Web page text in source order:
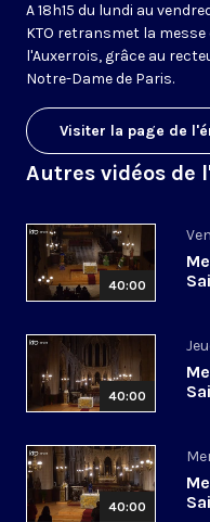
A 18h15 du lundi au
KTO retransmet la
l'Auxerrois, grâce au
Notre-Dame de Paris.
Visiter la page de
Autres vidéos de
40:00
40:00
40:00